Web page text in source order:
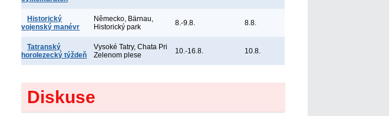
Historický
vojenský manévr
Německo, Bärnau,
Historický park
8.-9.8. 8.8.
Tatranský
horolezecký týždeň
Vysoké Tatry, Chata Pri
Zelenom plese
10.-16.8. 10.8.
Diskuse